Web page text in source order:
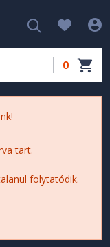
0
tart.
folytatódik.